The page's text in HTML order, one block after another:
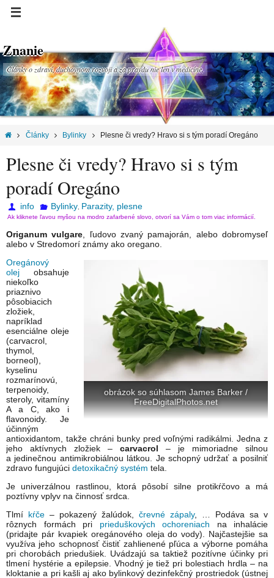
Znanie
Články o zdraví, duchovnom rozvoji a za pravdu nie len v medicíne.
Články Bylinky Plesne či vredy? Hravo si s tým poradí Oregáno
Plesne či vredy? Hravo si s tým
poradí Oregáno
info Bylinky, Parazity, plesne
Ak kliknete ľavou myšou na modro zafarbené slovo, otvorí sa Vám o tom viac informácií.
Origanum vulgare , ľudovo zvaný pamajorán, alebo dobromyseľ
alebo v Stredomorí známy ako oregano.
obrázok so súhlasom James Barker /
FreeDigitalPhotos.net
Oregánový
olej obsahuje
niekoľko
priaznivo
pôsobiacich
zložiek,
napríklad
esenciálne oleje
(carvacrol,
thymol,
borneol),
kyselinu
rozmarínovú,
terpenoidy,
steroly, vitamíny
A a C, ako i
flavonoidy. Je
účinným
antioxidantom, takže chráni bunky pred voľnými radikálmi. Jedna z
jeho aktívnych zložiek – carvacrol – je mimoriadne silnou
a jedinečnou antimikrobiálnou látkou. Je schopný udržať a posilniť
zdravo fungujúci detoxikačný systém tela.
Je univerzálnou rastlinou, ktorá pôsobí silne protikŕčovo a má
poztívny vplyv na činnosť srdca.
Tlmí kŕče – pokazený žalúdok, črevné zápaly, … Podáva sa v
rôznych formách pri prieduškových ochoreniach na inhalácie
(pridajte pár kvapiek oregánového oleja do vody). Najčastejšie sa
využíva jeho schopnosť čistiť zahlienené pľúca a výborne pomáha
pri chorobách priedušiek. Uvádzajú sa taktiež pozitívne účinky pri
tlmení hystérie a epilepsie. Vhodný je tiež pri bolestiach hrdla – na
kloktanie a pri kašli aj ako bylinkový dezinfekčný prostriedok (ústnej